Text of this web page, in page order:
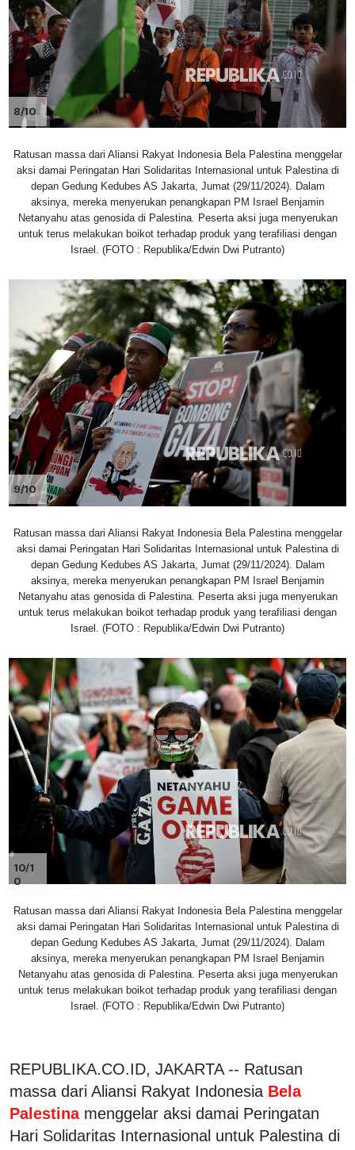
8/10
Ratusan massa dari Aliansi Rakyat Indonesia Bela Palestina menggelar
aksi damai Peringatan Hari Solidaritas Internasional untuk Palestina di
depan Gedung Kedubes AS Jakarta, Jumat (29/11/2024). Dalam
aksinya, mereka menyerukan penangkapan PM Israel Benjamin
Netanyahu atas genosida di Palestina. Peserta aksi juga menyerukan
untuk terus melakukan boikot terhadap produk yang terafiliasi dengan
Israel. (FOTO : Republika/Edwin Dwi Putranto)
9/10
Ratusan massa dari Aliansi Rakyat Indonesia Bela Palestina menggelar
aksi damai Peringatan Hari Solidaritas Internasional untuk Palestina di
depan Gedung Kedubes AS Jakarta, Jumat (29/11/2024). Dalam
aksinya, mereka menyerukan penangkapan PM Israel Benjamin
Netanyahu atas genosida di Palestina. Peserta aksi juga menyerukan
untuk terus melakukan boikot terhadap produk yang terafiliasi dengan
Israel. (FOTO : Republika/Edwin Dwi Putranto)
10/1
0
Ratusan massa dari Aliansi Rakyat Indonesia Bela Palestina menggelar
aksi damai Peringatan Hari Solidaritas Internasional untuk Palestina di
depan Gedung Kedubes AS Jakarta, Jumat (29/11/2024). Dalam
aksinya, mereka menyerukan penangkapan PM Israel Benjamin
Netanyahu atas genosida di Palestina. Peserta aksi juga menyerukan
untuk terus melakukan boikot terhadap produk yang terafiliasi dengan
Israel. (FOTO : Republika/Edwin Dwi Putranto)
REPUBLIKA.CO.ID, JAKARTA -- Ratusan
massa dari Aliansi Rakyat Indonesia Bela
Palestina menggelar aksi damai Peringatan
Hari Solidaritas Internasional untuk Palestina di